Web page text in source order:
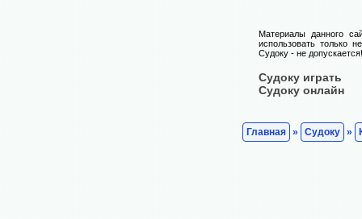
Материалы данного
использовать только
Судоку - не допускается!
Судоку играть
Судоку онлайн
Главная » Судоку »